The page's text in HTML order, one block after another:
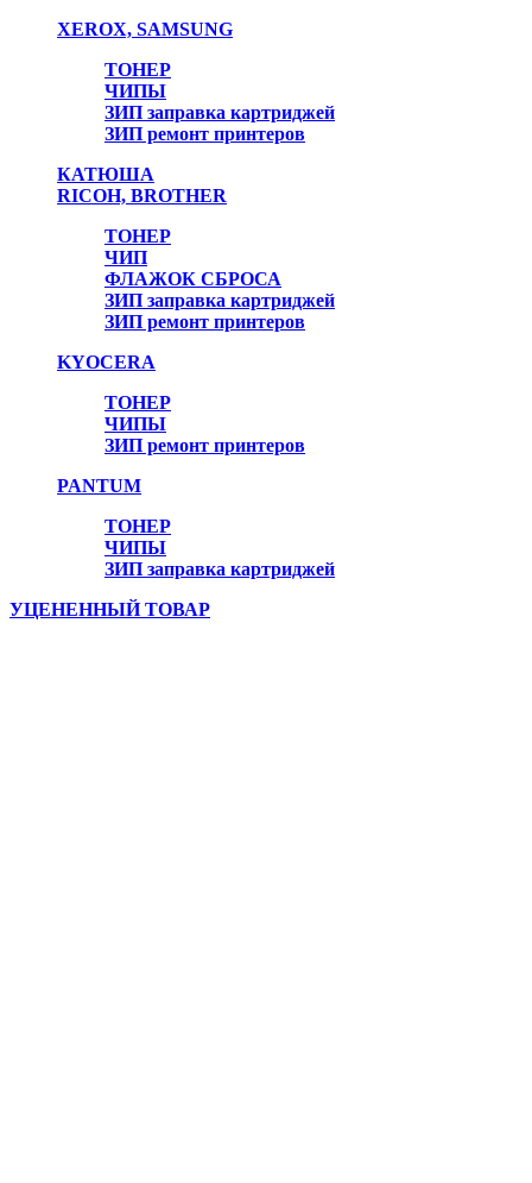
XEROX, SAMSUNG
ТОНЕР
ЧИПЫ
ЗИП заправка картриджей
ЗИП ремонт принтеров
КАТЮША
RICOH, BROTHER
ТОНЕР
ЧИП
ФЛАЖОК СБРОСА
ЗИП заправка картриджей
ЗИП ремонт принтеров
KYOCERA
ТОНЕР
ЧИПЫ
ЗИП ремонт принтеров
PANTUM
ТОНЕР
ЧИПЫ
ЗИП заправка картриджей
УЦЕНЕННЫЙ ТОВАР